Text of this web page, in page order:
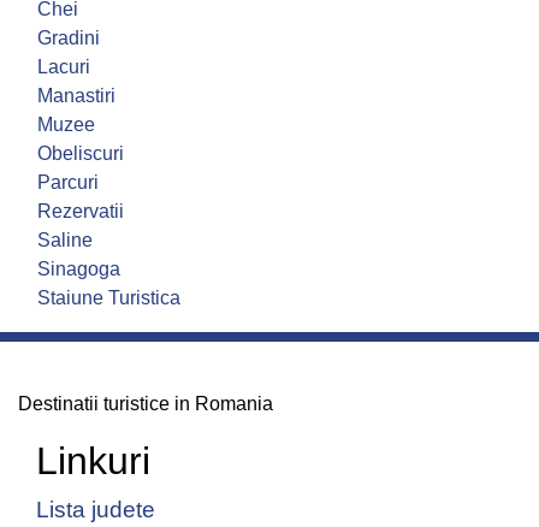
Chei
Gradini
Lacuri
Manastiri
Muzee
Obeliscuri
Parcuri
Rezervatii
Saline
Sinagoga
Staiune Turistica
Destinatii turistice in Romania
Linkuri
Lista judete